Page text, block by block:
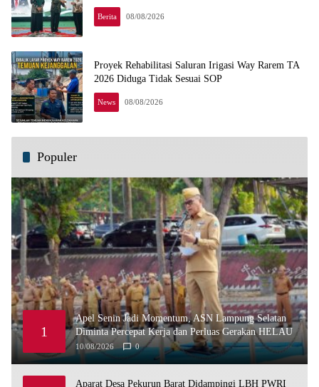
Berita 08/08/2026
Proyek Rehabilitasi Saluran Irigasi Way Rarem TA
2026 Diduga Tidak Sesuai SOP
News 08/08/2026
Populer
1
Apel Senin Jadi Momentum, ASN Lampung Selatan
Diminta Percepat Kerja dan Perluas Gerakan HELAU
10/08/2026 0
Aparat Desa Pekurun Barat Didampingi LBH PWRI